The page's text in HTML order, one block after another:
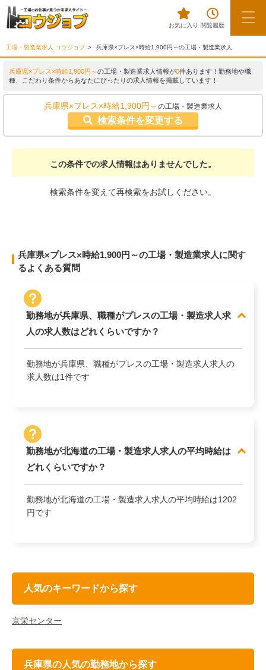
お気に入り 閲覧履歴
工場・製造業求人 コウジョブ 兵庫県×プレス×時給1,900円～の工場・製造業求人
兵庫県×プレス×時給1,900円～の工場・製造業求人情報が0件あります！勤務地や職
種、こだわり条件からあなたにぴったりの求人情報を掲載しています！
兵庫県×プレス×時給1,900円～ の工場・製造業求人
検索条件を変更する
この条件での求人情報はありませんでした。
検索条件を変えて再検索をお試しください。
兵庫県×プレス×時給1,900円～の工場・製造業求人に関す
るよくある質問
勤務地が兵庫県、職種がプレスの工場・製造求人求
人の求人数はどれくらいですか？
勤務地が兵庫県、職種がプレスの工場・製造求人求人の
求人数は1件です
勤務地が北海道の工場・製造求人求人の平均時給は
どれくらいですか？
勤務地が北海道の工場・製造求人求人の平均時給は1202
円です
人気のキーワードから探す
京栄センター
兵庫県の人気の勤務地から探す